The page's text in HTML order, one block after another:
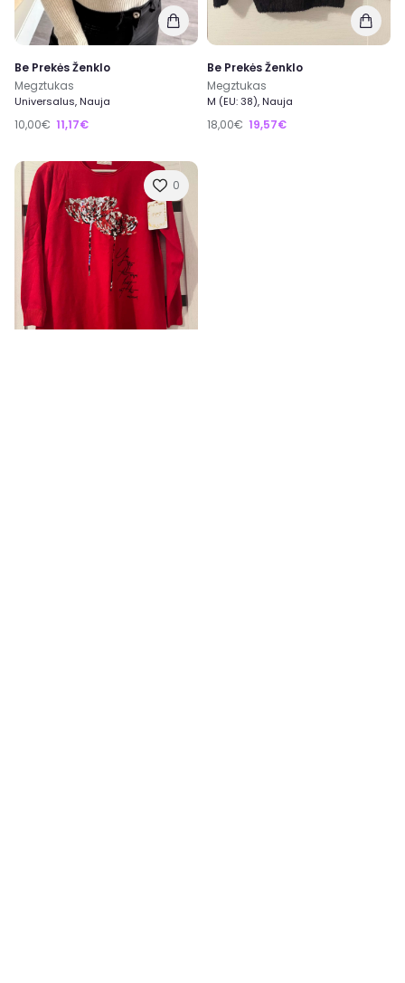
Be Prekės Ženklo
Megztukas
Universalus, Nauja
10,00€ 11,17€
Be Prekės Ženklo
Megztukas
M (EU: 38), Nauja
18,00€ 19,57€
0